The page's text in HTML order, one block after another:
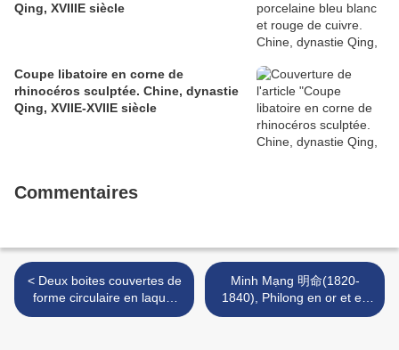
Qing, XVIIIE siècle
Coupe libatoire en corne de
rhinocéros sculptée. Chine, dynastie
Qing, XVIIE-XVIIE siècle
Commentaires
< Deux boites couvertes de
forme circulaire en laque.
Chine, Période Xuande et
Minh Mạng 明命(1820-
1840), Philong en or et en
argent >